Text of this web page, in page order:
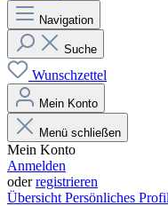
Navigation
Suche
Wunschzettel
Mein Konto
Menü schließen
Mein Konto
Anmelden
oderregistrieren
Übersicht Persönliches Profil